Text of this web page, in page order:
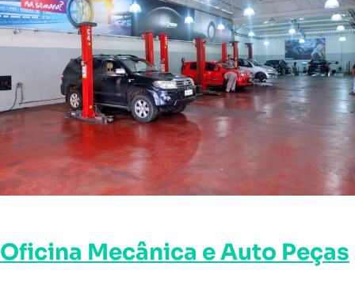
Oficina Mecânica e Auto Peças